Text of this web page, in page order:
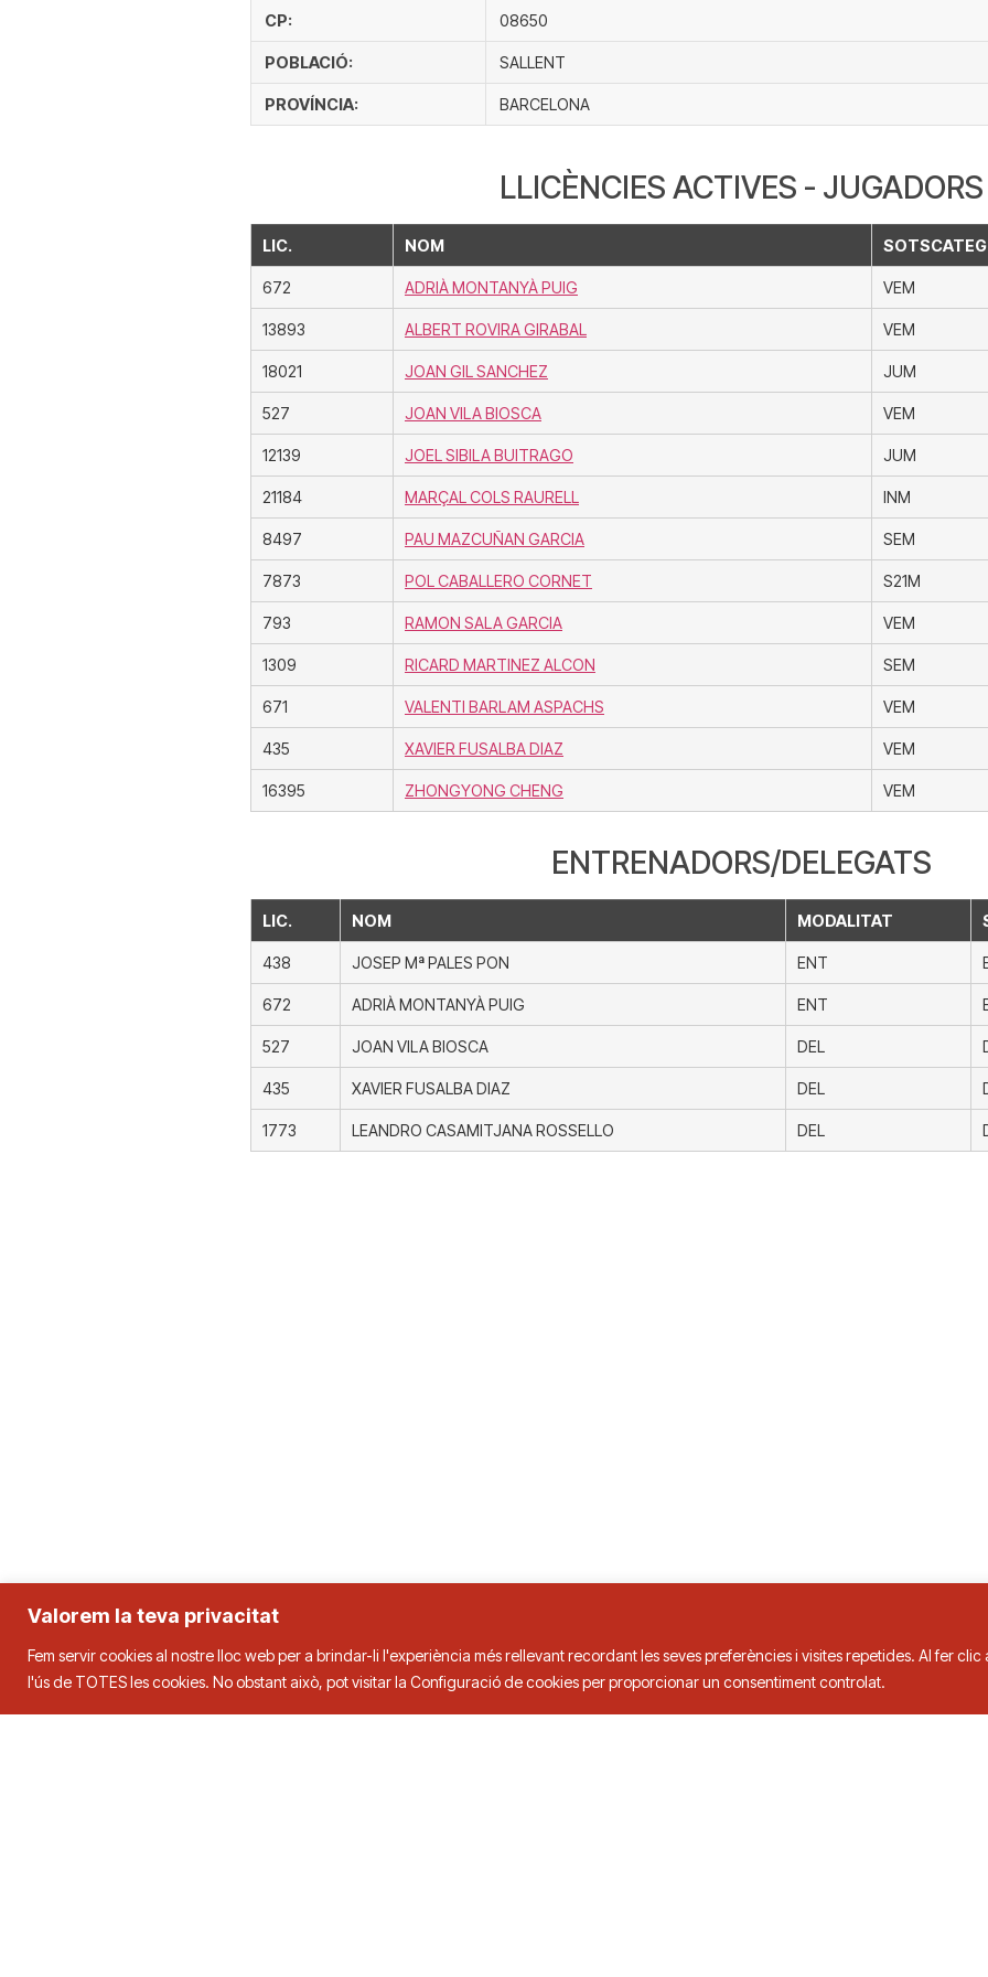
Valorem la teva privacitat
Fem servir cookies al nostre lloc web per a brindar-li l'experiència més rellevant recordant les seves preferències i visites repetides. Al fer
l'ús de TOTES les cookies. No obstant això, pot visitar la Configuració de cookies per proporcionar un consentiment controlat.
CP: 08650
POBLACIÓ: SALLENT
PROVÍNCIA: BARCELONA
LLICÈNCIES ACTIVES - JUGADORS
LIC. NOM
672 ADRIÀ MONTANYÀ PUIG VEM
13893 ALBERT ROVIRA GIRABAL VEM
18021 JOAN GIL SANCHEZ JUM
527 JOAN VILA BIOSCA VEM
12139 JOEL SIBILA BUITRAGO JUM
21184 MARÇAL COLS RAURELL INM
8497 PAU MAZCUÑAN GARCIA SEM
7873 POL CABALLERO CORNET S21M
793 RAMON SALA GARCIA VEM
1309 RICARD MARTINEZ ALCON SEM
671 VALENTI BARLAM ASPACHS VEM
435 XAVIER FUSALBA DIAZ VEM
16395 ZHONGYONG CHENG VEM
ENTRENADORS/DELEGATS
LIC. NOM MODALITAT
438 JOSEP Mª PALES PON ENT
672 ADRIÀ MONTANYÀ PUIG ENT
527 JOAN VILA BIOSCA DEL
435 XAVIER FUSALBA DIAZ DEL
1773 LEANDRO CASAMITJANA ROSSELLO DEL